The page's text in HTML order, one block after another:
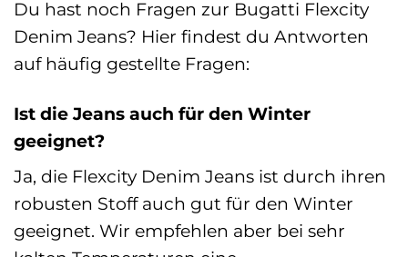
Du hast noch Fragen zur Bugatti Flexcity
Denim Jeans? Hier findest du Antworten
auf häufig gestellte Fragen:
Ist die Jeans auch für den Winter
geeignet?
Ja, die Flexcity Denim Jeans ist durch ihren
robusten Stoff auch gut für den Winter
geeignet. Wir empfehlen aber bei sehr